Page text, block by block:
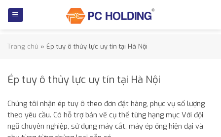
Trang chủ » Ép tuy ô thủy lực uy tín tại Hà Nội
Ép tuy ô thủy lực uy tín tại Hà Nội
Chúng tôi nhận ép tuy ô theo đơn đặt hàng, phục vụ số lượng
theo yêu cầu. Có hỗ trợ bản vẽ cụ thể từng hạng mục Với đội
ngũ chuyên nghiệp, sử dụng máy cắt, máy ép ống hiện đại và